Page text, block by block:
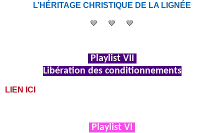
L’HÉRITAGE CHRISTIQUE DE LA LIGNÉE
💙 💙 💙
Playlist VII
Libération des conditionnements
LIEN ICI
Playlist VI